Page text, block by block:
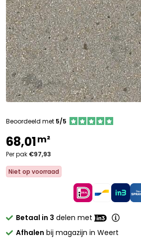
Beoordeeld met 5/5
68,01m²
Per pak €97,93
Niet op voorraad
Betaal in 3 delen met
Afhalen bij magazijn in Weert